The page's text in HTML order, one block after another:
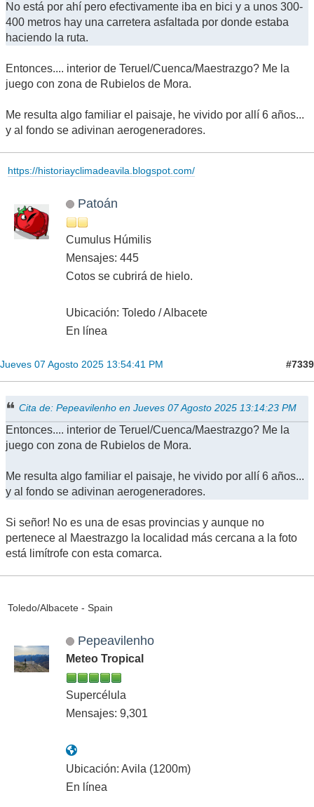
No está por ahí pero efectivamente iba en bici y a unos 300-
400 metros hay una carretera asfaltada por donde estaba
haciendo la ruta.
Entonces.... interior de Teruel/Cuenca/Maestrazgo? Me la
juego con zona de Rubielos de Mora.
Me resulta algo familiar el paisaje, he vivido por allí 6 años...
y al fondo se adivinan aerogeneradores.
https://historiayclimadeavila.blogspot.com/
Patoán
Cumulus Húmilis
Mensajes: 445
Cotos se cubrirá de hielo.
Ubicación: Toledo / Albacete
En línea
Jueves 07 Agosto 2025 13:54:41 PM #7339
Cita de: Pepeavilenho en Jueves 07 Agosto 2025 13:14:23 PM
Entonces.... interior de Teruel/Cuenca/Maestrazgo? Me la
juego con zona de Rubielos de Mora.
Me resulta algo familiar el paisaje, he vivido por allí 6 años...
y al fondo se adivinan aerogeneradores.
Si señor! No es una de esas provincias y aunque no
pertenece al Maestrazgo la localidad más cercana a la foto
está limítrofe con esta comarca.
Toledo/Albacete - Spain
Pepeavilenho
Meteo Tropical
Supercélula
Mensajes: 9,301
Ubicación: Avila (1200m)
En línea